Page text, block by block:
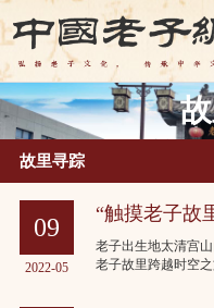
故里寻踪
09
2022-05
“触摸老子故
老子出生地太清宫
老子故里跨越时空